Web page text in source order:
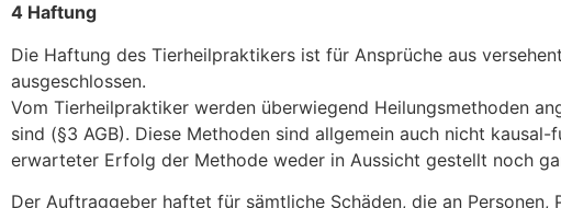
4 Haftung
Die Haftung des Tierheilpraktikers ist für Ansprüche aus
ausgeschlossen.
Vom Tierheilpraktiker werden überwiegend Heilungsmethoden
sind (§3 AGB). Diese Methoden sind allgemein auch nicht
erwarteter Erfolg der Methode weder in Aussicht gestellt noch
Der Auftraggeber haftet für sämtliche Schäden, die an